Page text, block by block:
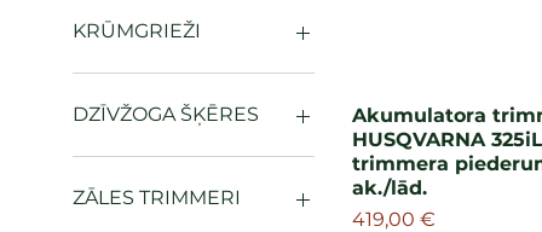
KRŪMGRIEŽI
Profesionālie krūmgrieži
(H)
(H)
Benzīna krūmgrieži (H)
DZĪVŽOGA ŠĶĒRES
Profesionālās dzīvžogu
šķēres (H)
ZĀLES TRIMMERI
Akumulatora
HUSQVARNA
trimmera
ak./lād.
Cena
419,00 €